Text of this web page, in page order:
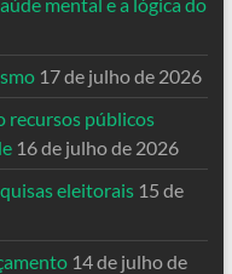
17 de julho de 2026
recursos públicos
16 de julho de 2026
eleitorais 15 de
14 de julho de